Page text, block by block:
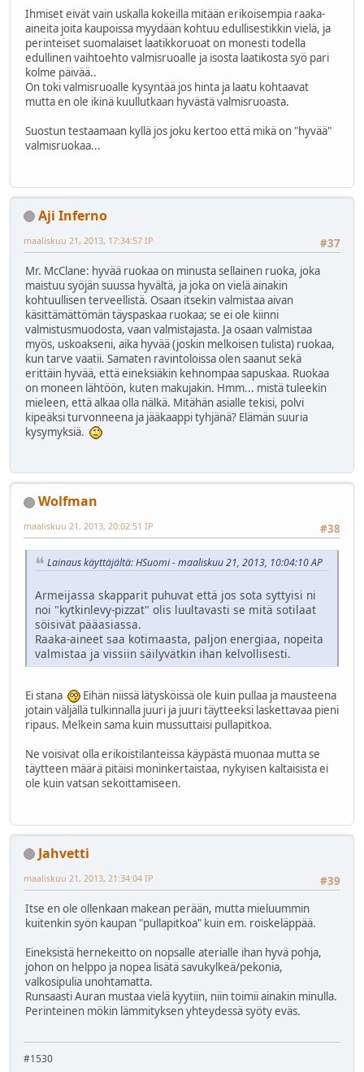
Ihmiset eivät vain uskalla kokeilla mitään erikoisempia raaka-
aineita joita kaupoissa myydään kohtuu edullisestikkin vielä, ja
perinteiset suomalaiset laatikkoruoat on monesti todella
edullinen vaihtoehto valmisruoalle ja isosta laatikosta syö pari
kolme päivää..
On toki valmisruoalle kysyntää jos hinta ja laatu kohtaavat
mutta en ole ikinä kuullutkaan hyvästä valmisruoasta.
Suostun testaamaan kyllä jos joku kertoo että mikä on "hyvää"
valmisruokaa...
Aji Inferno
#37
maaliskuu 21, 2013, 17:34:57 IP
Mr. McClane: hyvää ruokaa on minusta sellainen ruoka, joka
maistuu syöjän suussa hyvältä, ja joka on vielä ainakin
kohtuullisen terveellistä. Osaan itsekin valmistaa aivan
käsittämättömän täyspaskaa ruokaa; se ei ole kiinni
valmistusmuodosta, vaan valmistajasta. Ja osaan valmistaa
myös, uskoakseni, aika hyvää (joskin melkoisen tulista) ruokaa,
kun tarve vaatii. Samaten ravintoloissa olen saanut sekä
erittäin hyvää, että eineksiäkin kehnompaa sapuskaa. Ruokaa
on moneen lähtöön, kuten makujakin. Hmm... mistä tuleekin
mieleen, että alkaa olla nälkä. Mitähän asialle tekisi, polvi
kipeäksi turvonneena ja jääkaappi tyhjänä? Elämän suuria
kysymyksiä.
Wolfman
#38
maaliskuu 21, 2013, 20:02:51 IP
Lainaus käyttäjältä: HSuomi - maaliskuu 21, 2013, 10:04:10 AP
Armeijassa skapparit puhuvat että jos sota syttyisi ni
noi "kytkinlevy-pizzat" olis luultavasti se mitä sotilaat
söisivät pääasiassa.
Raaka-aineet saa kotimaasta, paljon energiaa, nopeita
valmistaa ja vissiin säilyvätkin ihan kelvollisesti.
Ei stana
Eihän niissä lätysköissä ole kuin pullaa ja mausteena
jotain väljällä tulkinnalla juuri ja juuri täytteeksi laskettavaa pieni
ripaus. Melkein sama kuin mussuttaisi pullapitkoa.
Ne voisivat olla erikoistilanteissa käypästä muonaa mutta se
täytteen määrä pitäisi moninkertaistaa, nykyisen kaltaisista ei
ole kuin vatsan sekoittamiseen.
Jahvetti
#39
maaliskuu 21, 2013, 21:34:04 IP
Itse en ole ollenkaan makean perään, mutta mieluummin
kuitenkin syön kaupan "pullapitkoa" kuin em. roiskeläppää.
Eineksistä hernekeitto on nopsalle aterialle ihan hyvä pohja,
johon on helppo ja nopea lisätä savukylkeä/pekonia,
valkosipulia unohtamatta.
Runsaasti Auran mustaa vielä kyytiin, niin toimii ainakin minulla.
Perinteinen mökin lämmityksen yhteydessä syöty eväs.
#1530